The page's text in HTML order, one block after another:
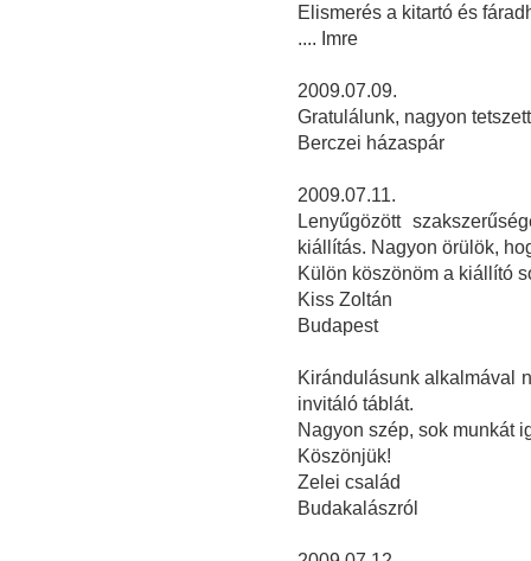
Elismerés a kitartó és
.... Imre
2009.07.09.
Gratulálunk, nagyon
Berczei házaspár
2009.07.11.
Lenyűgözött
kiállítás. Nagyon örülök,
Külön köszönöm a kiállító
Kiss Zoltán
Budapest
Kirándulásunk alkalmával
invitáló táblát.
Nagyon szép, sok munkát
Köszönjük!
Zelei család
Budakalászról